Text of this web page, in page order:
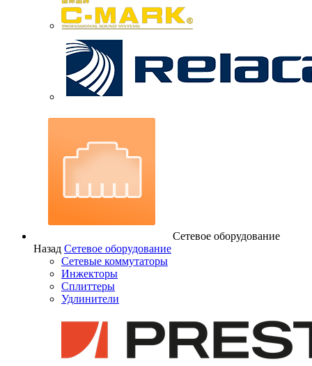
Сетевое оборудование
Назад Сетевое оборудование
Сетевые коммутаторы
Инжекторы
Сплиттеры
Удлинители